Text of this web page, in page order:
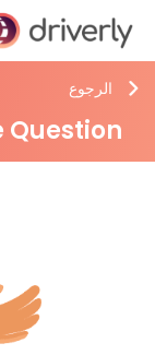
الرجوع
Question